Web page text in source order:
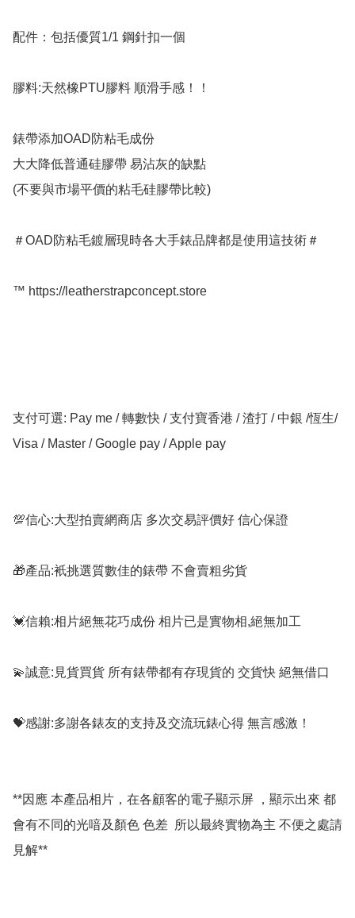
配件：包括優質1/1 鋼針扣一個
膠料:天然橡PTU膠料 順滑手感！！
錶帶添加OAD防粘毛成份
大大降低普通硅膠帶 易沾灰的缺點
(不要與市場平價的粘毛硅膠帶比較)
＃OAD防粘毛鍍層現時各大手錶品牌都是使用這技術＃
™️ https://leatherstrapconcept.store
支付可選: Pay me / 轉數快 / 支付寶香港 / 渣打 / 中銀 /恆生/
Visa / Master / Google pay / Apple pay
💯信心:大型拍賣網商店 多次交易評價好 信心保證
🎁產品:衹挑選質數佳的錶帶 不會賣粗劣貨
💓信賴:相片絕無花巧成份 相片已是實物相,絕無加工
💫誠意:見貨買貨 所有錶帶都有存現貨的 交貨快 絕無借口
💝感謝:多謝各錶友的支持及交流玩錶心得 無言感激！
**因應 本產品相片，在各顧客的電子顯示屏 ，顯示出來 都
會有不同的光喑及顏色 色差  所以最終實物為主 不便之處請